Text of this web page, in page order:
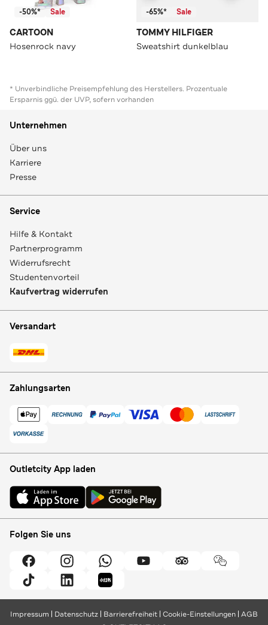
-50%* Sale
CARTOON
Hosenrock navy
-65%* Sale
TOMMY HILFIGER
Sweatshirt dunkelblau
* Unverbindliche Preisempfehlung des Herstellers. Prozentuale
Ersparnis ggü. der UVP, sofern vorhanden
Unternehmen
Über uns
Karriere
Presse
Service
Hilfe & Kontakt
Partnerprogramm
Widerrufsrecht
Studentenvorteil
Kaufvertrag widerrufen
Versandart
Zahlungsarten
Outletcity App laden
Folgen Sie uns
Impressum Datenschutz Barrierefreiheit Cookie-Einstellungen AGB